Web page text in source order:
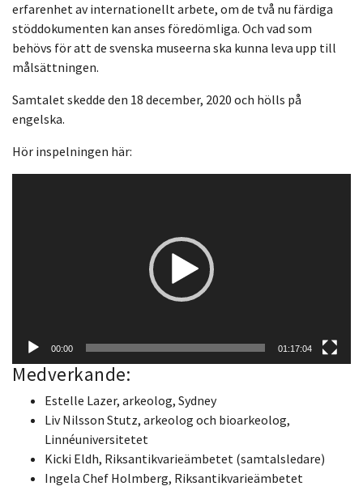
erfarenhet av internationellt arbete, om de två nu färdiga
stöddokumenten kan anses föredömliga. Och vad som
behövs för att de svenska museerna ska kunna leva upp till
målsättningen.
Samtalet skedde den 18 december, 2020 och hölls på
engelska.
Hör inspelningen här:
00:00 01:17:04
Medverkande:
Estelle Lazer, arkeolog, Sydney
Liv Nilsson Stutz, arkeolog och bioarkeolog,
Linnéuniversitetet
Kicki Eldh, Riksantikvarieämbetet (samtalsledare)
Ingela Chef Holmberg, Riksantikvarieämbetet